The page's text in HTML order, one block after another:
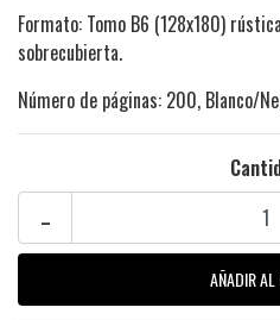
Formato: Tomo B6 (128x180)
sobrecubierta.
Número de páginas: 200, Blanco/
-